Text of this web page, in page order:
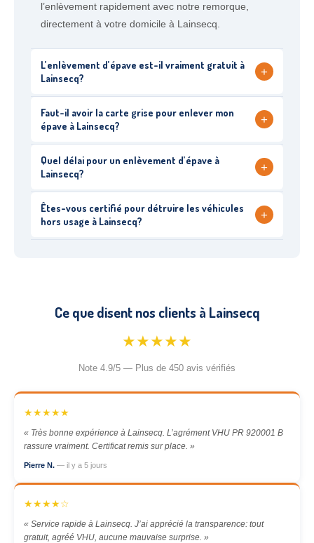
l’enlèvement rapidement avec notre remorque,
directement à votre domicile à Lainsecq.
L’enlèvement d’épave est-il vraiment gratuit à
Lainsecq?
+
Faut-il avoir la carte grise pour enlever mon
épave à Lainsecq?
+
Quel délai pour un enlèvement d’épave à
Lainsecq?
+
Êtes-vous certifié pour détruire les véhicules
hors usage à Lainsecq?
+
Ce que disent nos clients à Lainsecq
★★★★★
Note 4.9/5 — Plus de 450 avis vérifiés
★★★★★
« Très bonne expérience à Lainsecq. L’agrément VHU PR 920001 B
rassure vraiment. Certificat remis sur place. »
Pierre N. — il y a 5 jours
★★★★☆
« Service rapide à Lainsecq. J’ai apprécié la transparence: tout
gratuit, agréé VHU, aucune mauvaise surprise. »